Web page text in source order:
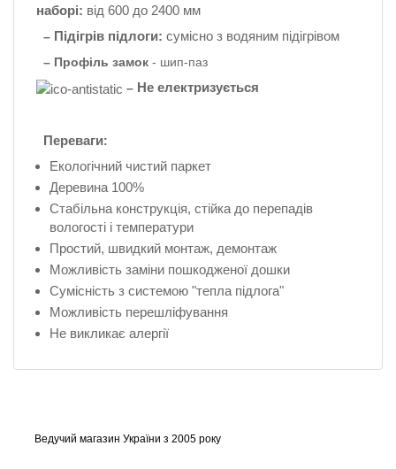
наборі: від 600 до 2400 мм
– Підігрів підлоги: сумісно з водяним підігрівом
– Профіль замок - шип-паз
– Не електризується
Переваги:
Екологічний чистий паркет
Деревина 100%
Стабільна конструкція, стійка до перепадів
вологості і температури
Простий, швидкий монтаж, демонтаж
Можливість заміни пошкодженої дошки
Сумісність з системою "тепла підлога"
Можливість перешліфування
Не викликає алергії
Ведучий магазин України з 2005 року